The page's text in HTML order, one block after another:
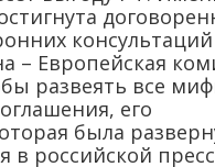
– Европейская
развеять все
его
была
в российской